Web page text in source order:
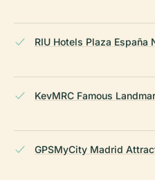
RIU Hotels Plaza España
KevMRC Famous
GPSMyCity Madrid